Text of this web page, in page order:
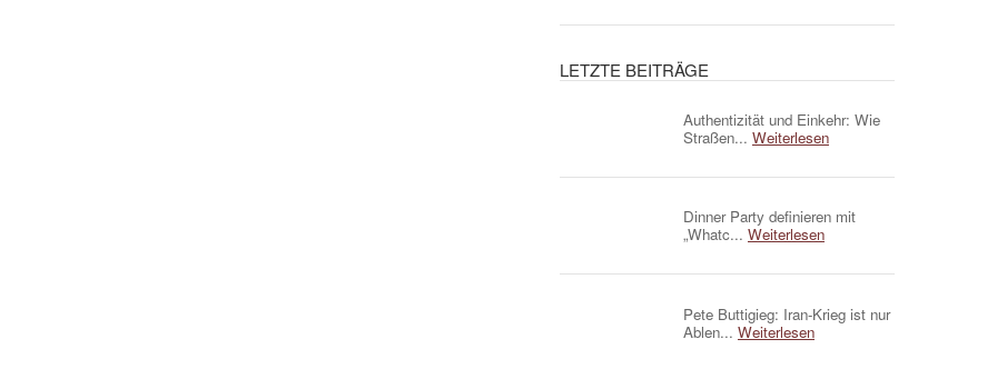
LETZTE BEITRÄGE
Authentizität und Einkehr: Wie
Straßen... Weiterlesen
Dinner Party definieren mit
„Whatc... Weiterlesen
Pete Buttigieg: Iran-Krieg ist nur
Ablen... Weiterlesen